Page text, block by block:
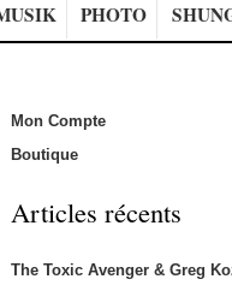
PHOTO
Mon Compte
Boutique
Articles récents
The Toxic Avenger & Greg